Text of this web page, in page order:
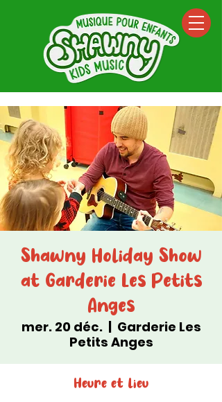
Shawny Holiday Show
at Garderie Les Petits
Anges
mer. 20 déc.
  |
Garderie Les
Petits Anges
Heure et lieu